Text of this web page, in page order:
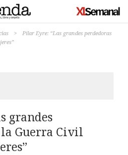
>
Pilar Eyre: “Las grandes perdedoras
grandes
Guerra Civil